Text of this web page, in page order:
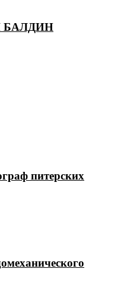
БАЛДИН
питерских